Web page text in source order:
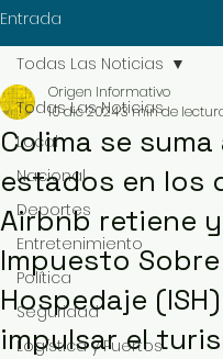
Entrada
Todas Las Noticias
Local
Nacional
Deportes
Entretenimiento
Política
Seguridad
Logística y Puertos
Todas Las Noticias
Colima se suma
estados en los
Airbnb retiene
Impuesto
Hospedaje
impulsar el
Origen Informativo
10 dic 20243 min de